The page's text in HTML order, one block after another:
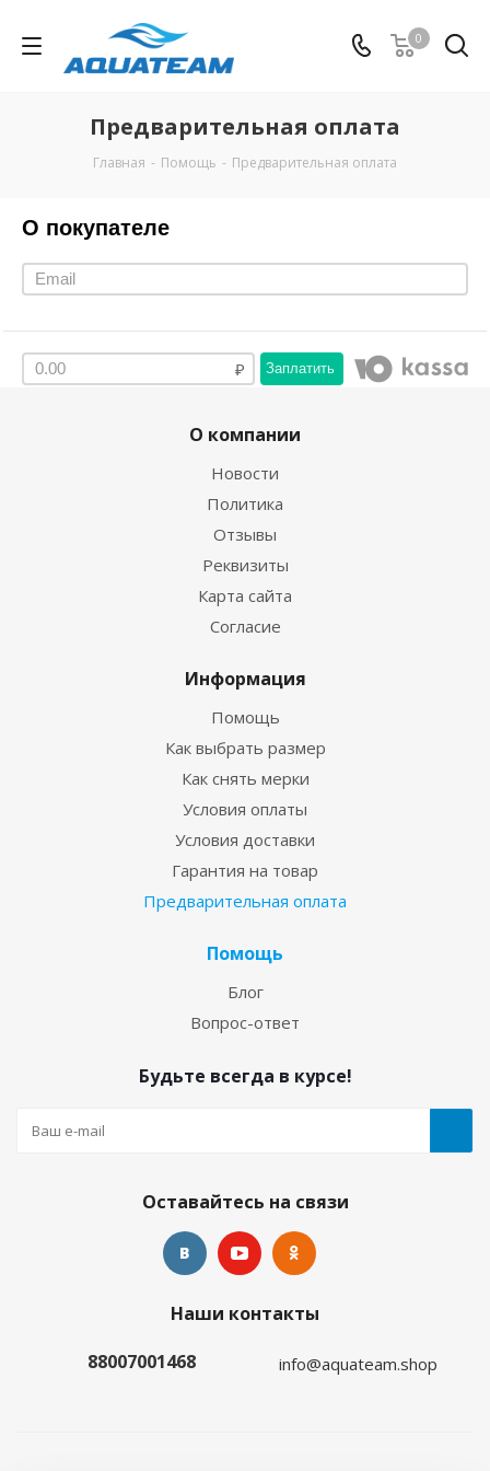
0
Предварительная оплата
Главная - Помощь - Предварительная оплата
О покупателе
Заплатить
О компании
Новости
Политика
Отзывы
Реквизиты
Карта сайта
Согласие
Информация
Помощь
Как выбрать размер
Как снять мерки
Условия оплаты
Условия доставки
Гарантия на товар
Предварительная оплата
Помощь
Блог
Вопрос-ответ
Будьте всегда в курсе!
Оставайтесь на связи
Наши контакты
88007001468
info@aquateam.shop